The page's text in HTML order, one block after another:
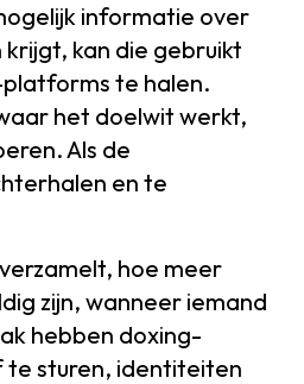
informatie over
kan die gebruikt
te halen.
het doelwit werkt,
Als de
en te
hoe meer
zijn, wanneer iemand
hebben doxing-
te sturen, identiteiten